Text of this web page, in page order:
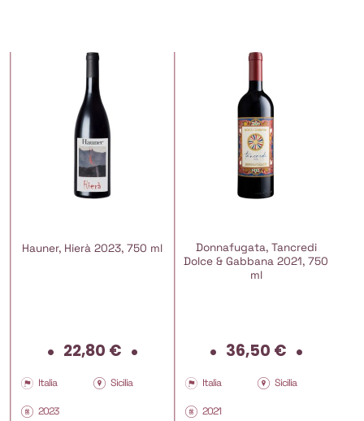
Hauner, Hierà 2023, 750 ml
22,80 €
Italia Sicilia
2023
Donnafugata, Tancredi
Dolce & Gabbana 2021, 750
ml
36,50 €
Italia Sicilia
2021